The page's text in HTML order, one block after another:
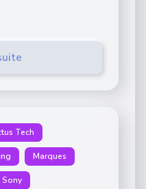
Tech
Marques
Sony